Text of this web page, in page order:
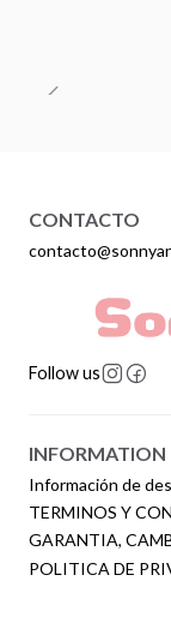
CONTACTO
Follow us
INFORMATION
Información de
TERMINOS Y
GARANTIA,
POLITICA DE